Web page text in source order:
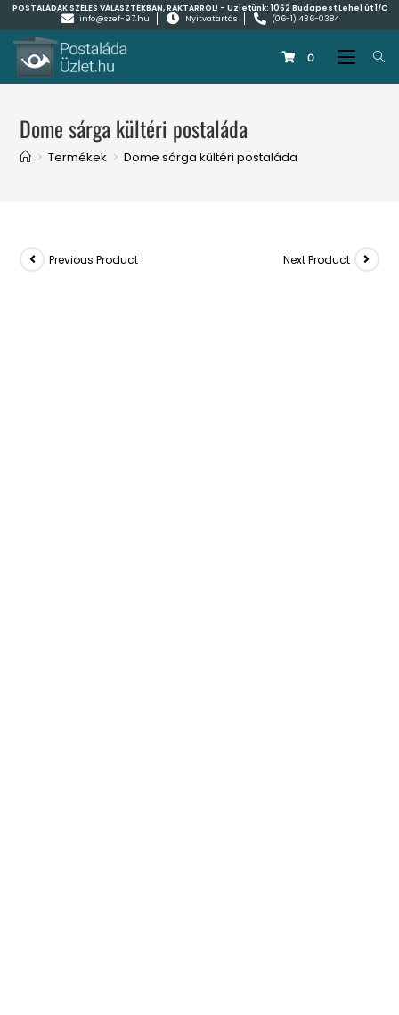
POSTALÁDÁK SZÉLES VÁLASZTÉKBAN, RAKTÁRRÓL! - Üzletünk: 1062 Budapest Lehel út 1/C
info@szef-97.hu
Nyitvatartás (06-1) 436-0384
0
Dome sárga kültéri postaláda
> Termékek > Dome sárga kültéri postaláda
Previous Product Next Product